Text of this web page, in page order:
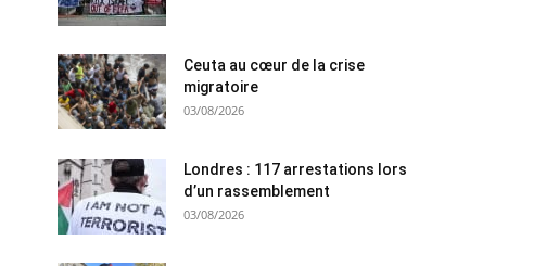
Ceuta au cœur de la crise
migratoire
03/08/2026
Londres : 117 arrestations lors
d’un rassemblement
03/08/2026